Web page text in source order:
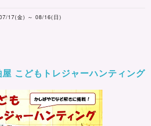
17(金) ～ 08/16(日)
岡部宿大旅籠柏屋 こどもトレジャーハンティング